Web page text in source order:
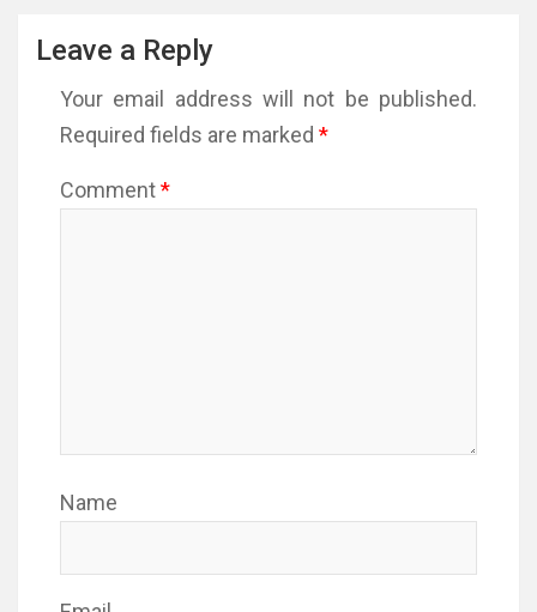
Leave a Reply
Your email address will not be published.
Required fields are marked *
Comment*
Name